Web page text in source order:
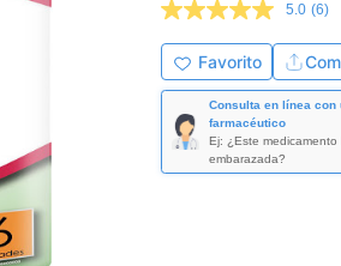
5.0
de
estrellas,
valor
medio
de
valoración.
Read
5.0 (6)
Favorito
Consulta en línea con
farmacéutico
Ej: ¿Este
embarazada?